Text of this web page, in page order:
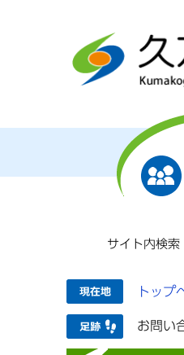
サイト内検索
トップ
お問い